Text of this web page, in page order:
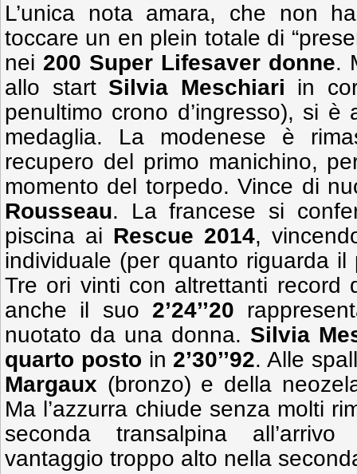
L’unica nota amara, che non
toccare un en plein totale di
nei 200 Super Lifesaver donne.
allo start Silvia Meschiari in
penultimo crono d’ingresso), si
medaglia. La modenese è
recupero del primo manichino,
momento del torpedo. Vince di
Rousseau. La francese si
piscina ai Rescue 2014,
individuale (per quanto riguarda
Tre ori vinti con altrettanti record
anche il suo 2’24’’20
nuotato da una donna. Silvia
quarto posto in 2’30’’92. Alle
Margaux (bronzo) e della
Ma l’azzurra chiude senza molti
seconda transalpina
vantaggio troppo alto nella